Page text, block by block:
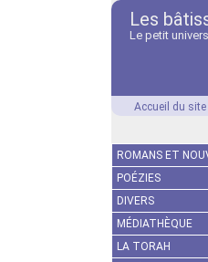
Les
Le petit
Accueil du site
ROMANS ET
POÉZIES
DIVERS
MÉDIATHÈQUE
LA TORAH